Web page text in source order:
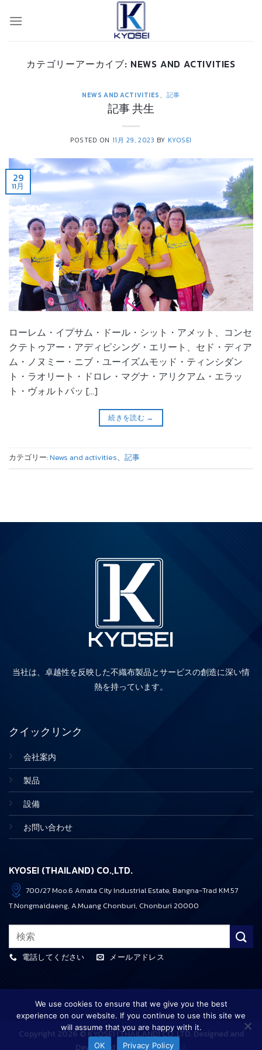
カテゴリーアーカイブ: NEWS AND ACTIVITIES
NEWS AND ACTIVITIES、 記事
記事 共生
POSTED ON 11月 29, 2023 BY KYOSEI
29
11月
ローレム・イプサム・ドール・シット・アメット、コンセ
クテトゥアー・アディピシング・エリート、セド・ディア
ム・ノヌミー・ニブ・ユーイズムモッド・ティンシダン
ト・ラオリート・ドロレ・マグナ・アリクアム・エラッ
ト・ヴォルトパッ […]
続きを読む →
カテゴリー:News and activities、 記事
当社は、卓越性を反映した不織布製品とサービスの創造に深い情
熱を持っています。
クイックリンク
会社案内
製品
設備
お問い合わせ
KYOSEI (THAILAND) CO.,LTD.
700/27 Moo.6 Amata City Industrial Estate, Bangna-Trad KM.57
T.Nongmaidaeng, A.Muang Chonburi, Chonburi 20000
電話してください メールアドレス
Copyright 2026 © KYOSEI (THAILAND) CO.,LTD. Designed and
Developed byCJ Soft Co., Ltd.
We use cookies to ensure that we give you the best
experience on our website. If you continue to use this site we
will assume that you are happy with it.
OK
Privacy Policy